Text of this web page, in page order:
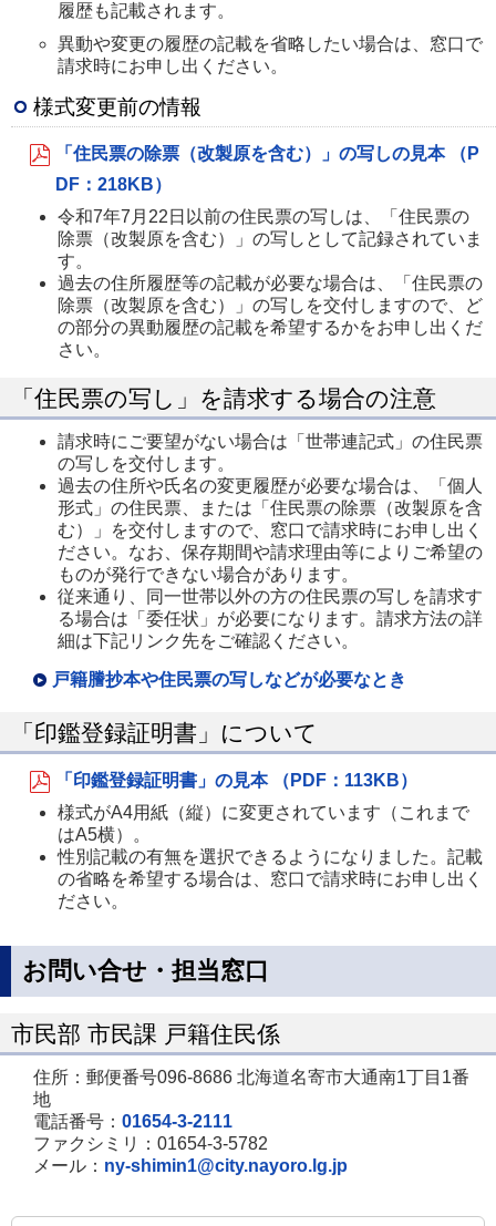
履歴も記載されます。
異動や変更の履歴の記載を省略したい場合は、窓口で
請求時にお申し出ください。
様式変更前の情報
「住民票の除票（改製原を含む）」の写しの見本 （P
DF：218KB）
令和7年7月22日以前の住民票の写しは、「住民票の
除票（改製原を含む）」の写しとして記録されていま
す。
過去の住所履歴等の記載が必要な場合は、「住民票の
除票（改製原を含む）」の写しを交付しますので、ど
の部分の異動履歴の記載を希望するかをお申し出くだ
さい。
「住民票の写し」を請求する場合の注意
請求時にご要望がない場合は「世帯連記式」の住民票
の写しを交付します。
過去の住所や氏名の変更履歴が必要な場合は、「個人
形式」の住民票、または「住民票の除票（改製原を含
む）」を交付しますので、窓口で請求時にお申し出く
ださい。なお、保存期間や請求理由等によりご希望の
ものが発行できない場合があります。
従来通り、同一世帯以外の方の住民票の写しを請求す
る場合は「委任状」が必要になります。請求方法の詳
細は下記リンク先をご確認ください。
戸籍謄抄本や住民票の写しなどが必要なとき
「印鑑登録証明書」について
「印鑑登録証明書」の見本 （PDF：113KB）
様式がA4用紙（縦）に変更されています（これまで
はA5横）。
性別記載の有無を選択できるようになりました。記載
の省略を希望する場合は、窓口で請求時にお申し出く
ださい。
お問い合せ・担当窓口
市民部 市民課 戸籍住民係
住所：郵便番号096-8686 北海道名寄市大通南1丁目1番
地
電話番号： 01654-3-2111
ファクシミリ：01654-3-5782
メール： ny-shimin1@city.nayoro.lg.jp